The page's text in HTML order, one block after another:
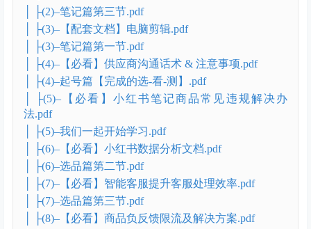
│ ├(2)–笔记篇第三节.pdf
│ ├(3)–【配套文档】电脑剪辑.pdf
│ ├(3)–笔记篇第一节.pdf
│ ├(4)–【必看】供应商沟通话术 & 注意事项.pdf
│ ├(4)–起号篇【完成的选-看-测】.pdf
│ ├(5)–【必看】小红书笔记商品常见违规解决办
法.pdf
│ ├(5)–我们一起开始学习.pdf
│ ├(6)–【必看】小红书数据分析文档.pdf
│ ├(6)–选品篇第二节.pdf
│ ├(7)–【必看】智能客服提升客服处理效率.pdf
│ ├(7)–选品篇第三节.pdf
│ ├(8)–【必看】商品负反馈限流及解决方案.pdf